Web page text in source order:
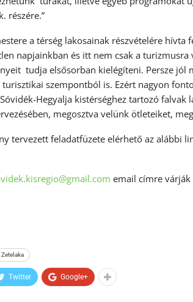
részére.”
a térség lakosainak részvételére hívta
napjainkban és itt nem csak a
tudja elsősorban kielégíteni. Persze jól
szempontból is. Ezért nagyon
Hegyalja kistérséghez tartozó falvak
megosztva velünk ötleteiket,
tervezett feladatfüzete elérhető az alábbi
email címre
Zetelaka
Twitter Google+